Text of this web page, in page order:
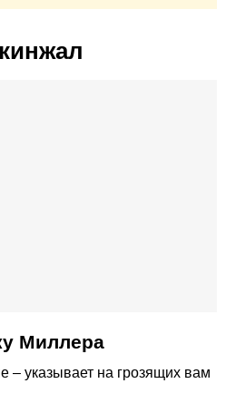
Миллера
– указывает на грозящих вам